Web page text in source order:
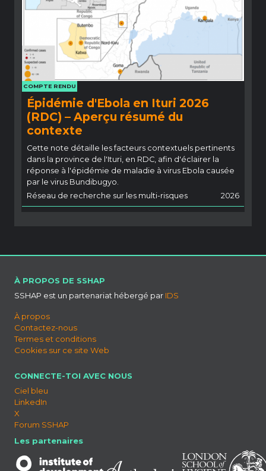
COMPTE RENDU
Épidémie d'Ebola en Ituri 2026
(RDC) – Aperçu résumé du
contexte
Cette note détaille les facteurs contextuels pertinents
dans la province de l'Ituri, en RDC, afin d'éclairer la
réponse à l'épidémie de maladie à virus Ebola causée
par le virus Bundibugyo.
Réseau de recherche sur les multi-risques
2026
À PROPOS DE SSHAP
SSHAP est un partenariat hébergé par IDS
À propos
Contactez-nous
Termes et conditions
Cookies sur ce site Web
CONNECTE-TOI AVEC NOUS
Ciel bleu
LinkedIn
X
Forum SSHAP
Les partenaires